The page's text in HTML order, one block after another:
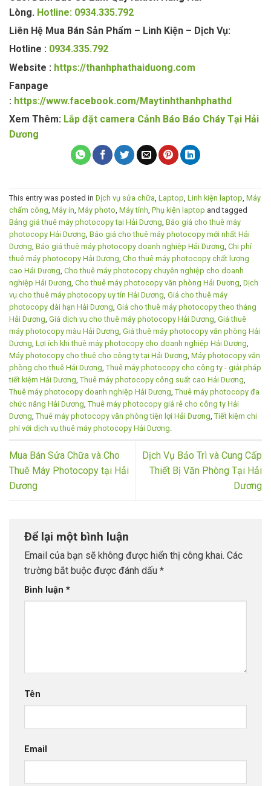
Lòng. Hotline: 0934.335.792
Liên Hệ Mua Bán Sản Phẩm – Linh Kiện – Dịch Vụ:
Hotline : 0934.335.792
Website : https://thanhphathaiduong.com
Fanpage
: https://www.facebook.com/Maytinhthanhphathd
Xem Thêm: Lắp đặt camera Cảnh Báo Báo Cháy Tại Hải
Dương
This entry was posted in Dịch vụ sửa chữa Laptop Linh kiện laptop Máy
chấm công Máy in Máy photo Máy tính Phụ kiện laptop and tagged
Bảng giá thuê máy photocopy tại Hải Dương Báo giá cho thuê máy
photocopy Hải Dương Báo giá cho thuê máy photocopy mới nhất Hải
Dương Báo giá thuê máy photocopy doanh nghiệp Hải Dương Chi phí
thuê máy photocopy Hải Dương Cho thuê máy photocopy chất lượng
cao Hải Dương Cho thuê máy photocopy chuyên nghiệp cho doanh
nghiệp Hải Dương Cho thuê máy photocopy văn phòng Hải Dương Dịch
vụ cho thuê máy photocopy uy tín Hải Dương Giá cho thuê máy
photocopy dài hạn Hải Dương Giá cho thuê máy photocopy theo tháng
Hải Dương Giá dịch vụ cho thuê máy photocopy Hải Dương Giá thuê
máy photocopy màu Hải Dương Giá thuê máy photocopy văn phòng Hải
Dương Lợi ích khi thuê máy photocopy cho doanh nghiệp Hải Dương
Máy photocopy cho thuê cho công ty tại Hải Dương Máy photocopy văn
phòng cho thuê Hải Dương Thuê máy photocopy cho công ty - giải pháp
tiết kiệm Hải Dương Thuê máy photocopy công suất cao Hải Dương
Thuê máy photocopy doanh nghiệp Hải Dương Thuê máy photocopy đa
chức năng Hải Dương Thuê máy photocopy giá rẻ cho công ty Hải
Dương Thuê máy photocopy văn phòng tiện lợi Hải Dương Tiết kiệm chi
phí với dịch vụ thuê máy photocopy Hải Dương
Mua Bán Sửa Chữa và Cho
Thuê Máy Photocopy tại Hải
Dương
Dịch Vụ Bảo Trì và Cung Cấp
Thiết Bị Văn Phòng Tại Hải
Dương
Để lại một bình luận
Email của bạn sẽ không được hiển thị công khai. Các
trường bắt buộc được đánh dấu *
Bình luận *
Tên
Email